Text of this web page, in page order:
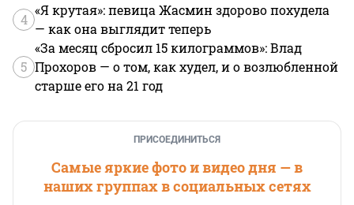
4
«Я крутая»: певица Жасмин здорово похудела
— как она выглядит теперь
5
«За месяц сбросил 15 килограммов»: Влад
Прохоров — о том, как худел, и о возлюбленной
старше его на 21 год
ПРИСОЕДИНИТЬСЯ
Самые яркие фото и видео дня — в
наших группах в социальных сетях